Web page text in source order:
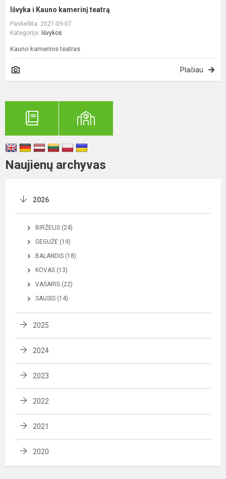
Išvyka i Kauno kamerinį teatrą
Paskelbta: 2021-09-07
Kategorija: Išvykos
Kauno kamerinis teatras
Plačiau
Naujienų archyvas
2026
BIRŽELIS (24)
GEGUŽĖ (19)
BALANDIS (18)
KOVAS (13)
VASARIS (22)
SAUSIS (14)
2025
2024
2023
2022
2021
2020